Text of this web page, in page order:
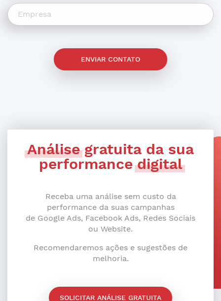
ENVIAR CONTATO
Análisegratuita da sua
performancedigital
Receba uma análise sem custo da
performance da suas campanhas
de Google Ads, Facebook Ads, Redes Sociais
ou Website.
Recomendaremos ações e sugestões de
melhoria.
SOLICITAR ANÁLISE GRATUITA